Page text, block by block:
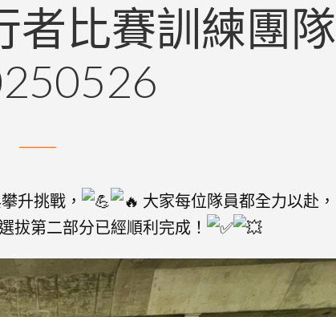
者比賽訓練團隊
升挑戰，
大家每位隊員都全力以赴，
拔第二部分已經順利完成！